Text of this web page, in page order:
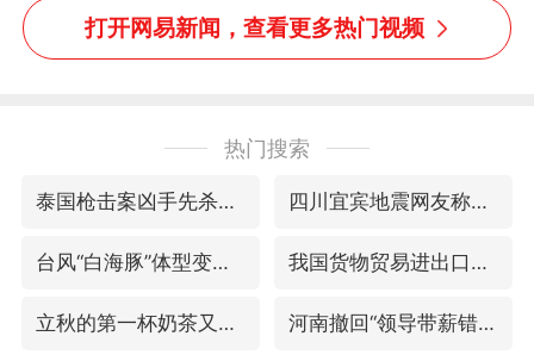
吗？”“或将成为首位考级
不带古筝的选手。”（来
打开网易新闻，查看更多热门视频
热门搜索
泰国枪击案凶手先杀祖父母后行凶 四川宜宾地震网友称睡觉被摇醒
台风“白海豚”体型变大！环流面积接近13个浙江那么大 我国货物贸易进出口超30万亿元
立秋的第一杯奶茶又爆单了 河南撤回“领导带薪错峰休假”通知